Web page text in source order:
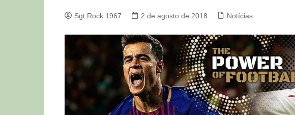
Sgt Rock 1967 2 de agosto de 2018 Notícias